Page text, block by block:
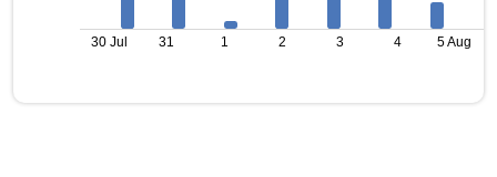
30 Jul 31 1 2 3 4 5 Aug